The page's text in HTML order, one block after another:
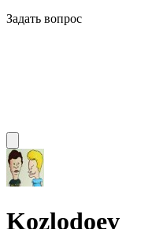
Задать вопрос
Kozlodoev